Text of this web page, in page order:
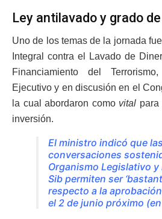
Ley antilavado y grado
Uno de los temas de la jornada
Integral contra el Lavado de
Financiamiento del
Ejecutivo y en discusión en el
la cual abordaron como vital
inversión.
El ministro indicó que las
conversaciones
Organismo Legislativo
Sib permiten ser
respecto a la
el 2 de junio próximo